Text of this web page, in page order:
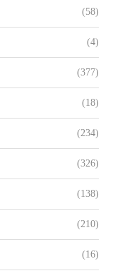
(58)
(4)
(377)
(18)
(234)
(326)
(138)
(210)
(16)